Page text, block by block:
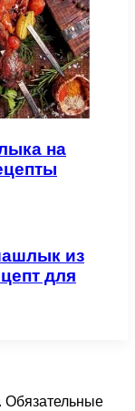
на
из
для
Обязательные